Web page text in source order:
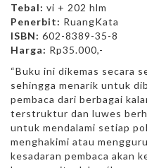
Tebal: vi + 202 hlm
Penerbit: RuangKata
ISBN: 602-8389-35-8
Harga: Rp35.000,-
“Buku ini dikemas secara
sehingga menarik untuk
pembaca dari berbagai
terstruktur dan luwes
untuk mendalami setiap
menghakimi atau
kesadaran pembaca akan